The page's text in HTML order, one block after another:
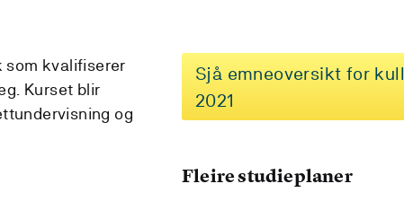
Sjå emneoversikt for kull
2021
Fleire studieplaner
som kvalifiserer
Kurset blir
og